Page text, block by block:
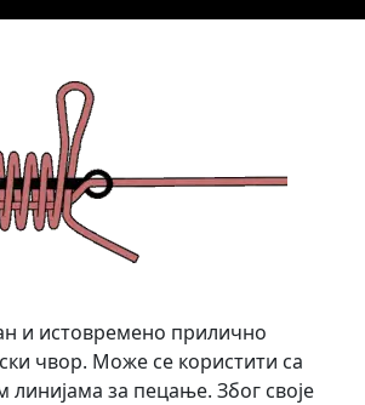
и истовремено прилично
чвор. Може се користити са
линијама за пецање. Због своје